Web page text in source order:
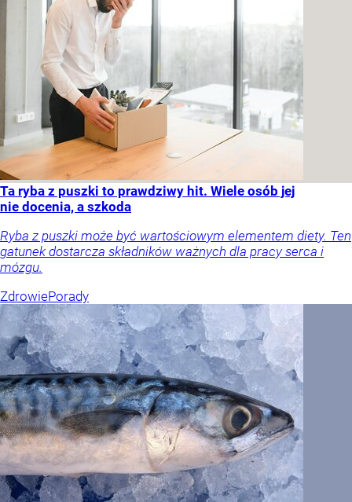
Ta ryba z puszki to prawdziwy hit. Wiele osób jej
nie docenia, a szkoda
Ryba z puszki może być wartościowym elementem diety. Ten
gatunek dostarcza składników ważnych dla pracy serca i
mózgu.
ZdrowiePorady